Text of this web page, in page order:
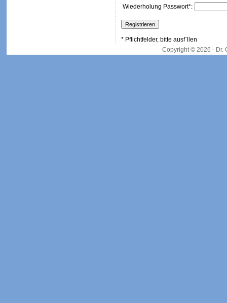
Wiederholung Passwort*:
* Pflichtfelder, bitte ausf¨llen
Copyright © 2026 - Dr.